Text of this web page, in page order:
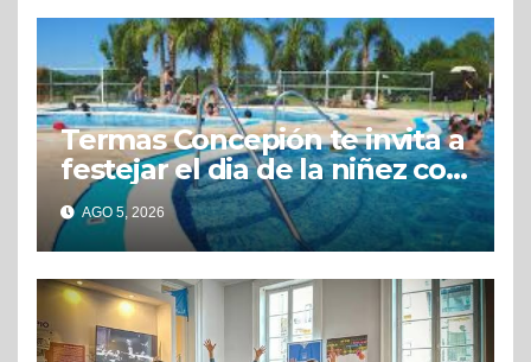
Termas Concepión te invita a
festejar el dia de la niñez con
grandes beneficios
AGO 5, 2026